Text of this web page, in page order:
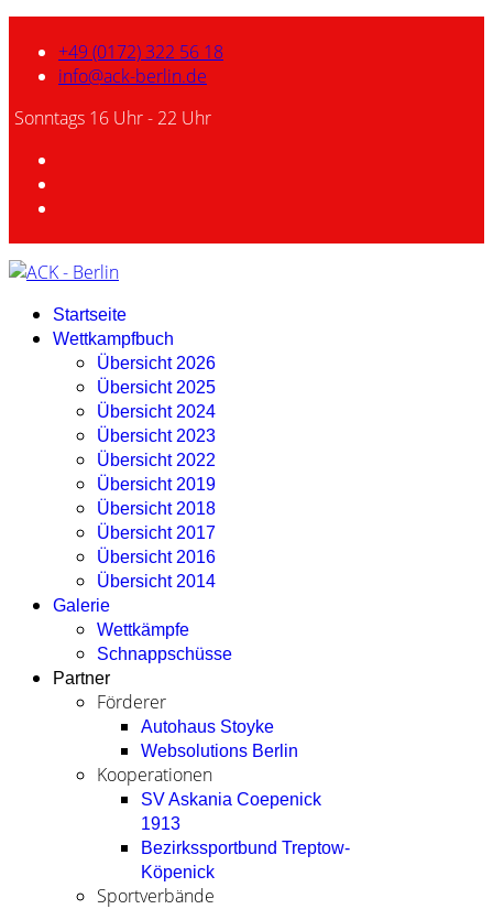
+49 (0172) 322 56 18
info@ack-berlin.de
Sonntags 16 Uhr - 22 Uhr
Startseite
Wettkampfbuch
Übersicht 2026
Übersicht 2025
Übersicht 2024
Übersicht 2023
Übersicht 2022
Übersicht 2019
Übersicht 2018
Übersicht 2017
Übersicht 2016
Übersicht 2014
Galerie
Wettkämpfe
Schnappschüsse
Partner
Förderer
Autohaus Stoyke
Websolutions Berlin
Kooperationen
SV Askania Coepenick
1913
Bezirkssportbund Treptow-
Köpenick
Sportverbände